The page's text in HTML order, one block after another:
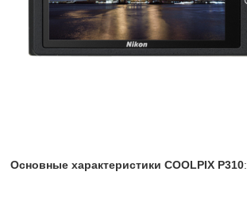
Основные характеристики COOLPIX P310: